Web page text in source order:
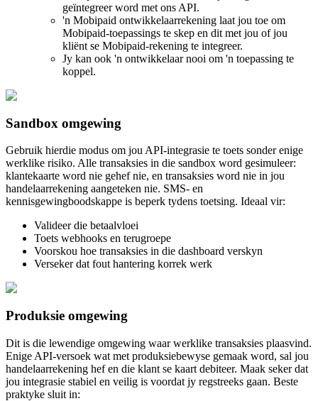
geïntegreer word met ons API.
'n Mobipaid ontwikkelaarrekening laat jou toe om
Mobipaid-toepassings te skep en dit met jou of jou
kliënt se Mobipaid-rekening te integreer.
Jy kan ook 'n ontwikkelaar nooi om 'n toepassing te
koppel.
Sandbox omgewing
Gebruik hierdie modus om jou API-integrasie te toets sonder enige
werklike risiko. Alle transaksies in die sandbox word gesimuleer:
klantekaarte word nie gehef nie, en transaksies word nie in jou
handelaarrekening aangeteken nie. SMS- en
kennisgewingboodskappe is beperk tydens toetsing. Ideaal vir:
Valideer die betaalvloei
Toets webhooks en terugroepe
Voorskou hoe transaksies in die dashboard verskyn
Verseker dat fout hantering korrek werk
Produksie omgewing
Dit is die lewendige omgewing waar werklike transaksies plaasvind.
Enige API-versoek wat met produksiebewyse gemaak word, sal jou
handelaarrekening hef en die klant se kaart debiteer. Maak seker dat
jou integrasie stabiel en veilig is voordat jy regstreeks gaan. Beste
praktyke sluit in: